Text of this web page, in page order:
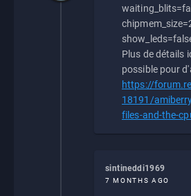
Plus de détails
possible pour
https://
18191/
files-and-the-
sintineddi1969
7 MONTHS AGO